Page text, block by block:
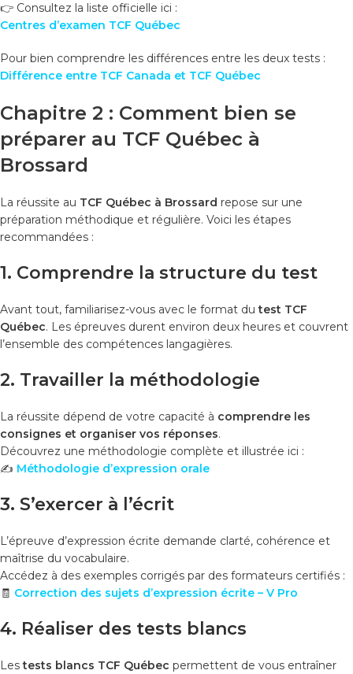
👉 Consultez la liste officielle ici :
Centres d’examen TCF Québec
Pour bien comprendre les différences entre les deux tests :
Différence entre TCF Canada et TCF Québec
Chapitre 2 : Comment bien se
préparer au TCF Québec à
Brossard
La réussite au TCF Québec à Brossard repose sur une
préparation méthodique et régulière. Voici les étapes
recommandées :
1. Comprendre la structure du test
Avant tout, familiarisez-vous avec le format dutest TCF
Québec. Les épreuves durent environ deux heures et couvrent
l’ensemble des compétences langagières.
2. Travailler la méthodologie
La réussite dépend de votre capacité à comprendre les
consignes et organiser vos réponses.
Découvrez une méthodologie complète et illustrée ici :
✍️ Méthodologie d’expression orale
3. S’exercer à l’écrit
L’épreuve d’expression écrite demande clarté, cohérence et
maîtrise du vocabulaire.
Accédez à des exemples corrigés par des formateurs certifiés :
🧾 Correction des sujets d’expression écrite – V Pro
4. Réaliser des tests blancs
Lestests blancs TCF Québec permettent de vous entraîner